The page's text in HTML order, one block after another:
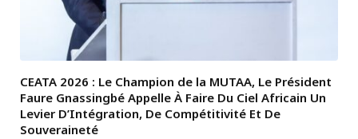
CEATA 2026 : Le Champion de la MUTAA, Le Président
Faure Gnassingbé Appelle À Faire Du Ciel Africain Un
Levier D’Intégration, De Compétitivité Et De
Souveraineté